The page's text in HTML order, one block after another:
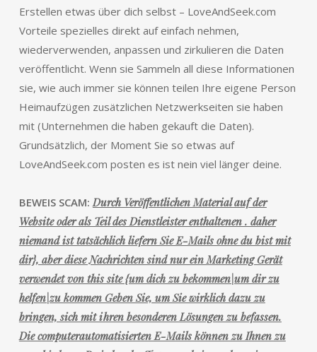
Erstellen etwas über dich selbst – LoveAndSeek.com
Vorteile spezielles direkt auf einfach nehmen,
wiederverwenden, anpassen und zirkulieren die Daten
veröffentlicht. Wenn sie Sammeln all diese Informationen
sie, wie auch immer sie können teilen Ihre eigene Person
Heimaufzügen zusätzlichen Netzwerkseiten sie haben
mit (Unternehmen die haben gekauft die Daten).
Grundsätzlich, der Moment Sie so etwas auf
LoveAndSeek.com posten es ist nein viel länger deine.
BEWEIS SCAM:Durch Veröffentlichen Material auf der
Website oder als Teil des Dienstleister enthaltenen . daher
niemand ist tatsächlich liefern Sie E-Mails ohne du bist mit
dir}, aber diese Nachrichten sind nur ein Marketing Gerät
verwendet von this site {um dich zu bekommen|um dir zu
helfen|zu kommen Geben Sie, um Sie wirklich dazu zu
bringen, sich mit ihren besonderen Lösungen zu befassen.
Die computerautomatisierten E-Mails können zu Ihnen zu